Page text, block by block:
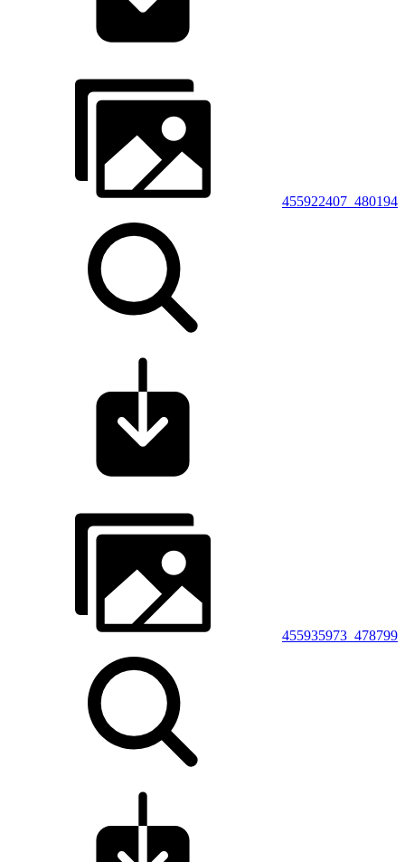
455922407_480194
455935973_478799